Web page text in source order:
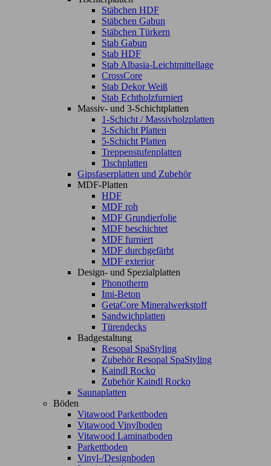
Stäbchen HDF
Stäbchen Gabun
Stäbchen Türkern
Stab Gabun
Stab HDF
Stab Albasia-Leichtmittellage
CrossCore
Stab Dekor Weiß
Stab Echtholzfurniert
Massiv- und 3-Schichtplatten
1-Schicht / Massivholzplatten
3-Schicht Platten
5-Schicht Platten
Treppenstufenplatten
Tischplatten
Gipsfaserplatten und Zubehör
MDF-Platten
HDF
MDF roh
MDF Grundierfolie
MDF beschichtet
MDF furniert
MDF durchgefärbt
MDF exterior
Design- und Spezialplatten
Phonotherm
Imi-Beton
GetaCore Mineralwerkstoff
Sandwichplatten
Türendecks
Badgestaltung
Resopal SpaStyling
Zubehör Resopal SpaStyling
Kaindl Rocko
Zubehör Kaindl Rocko
Saunaplatten
Böden
Vitawood Parkettboden
Vitawood Vinylboden
Vitawood Laminatboden
Parkettboden
Vinyl-/Designboden